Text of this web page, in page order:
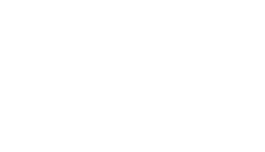
la pantalla.